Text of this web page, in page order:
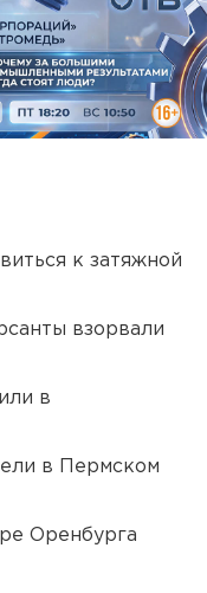
к затяжной
взорвали
в
в Пермском
Оренбурга